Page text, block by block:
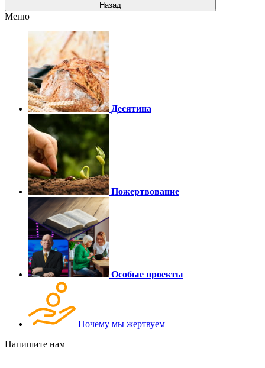
Назад
Меню
Десятина
Пожертвование
Особые проекты
Почему мы жертвуем
Напишите нам